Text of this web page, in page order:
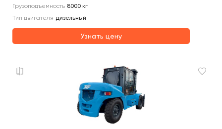
Грузоподъемность 8000 кг
Тип двигателя дизельный
Узнать цену